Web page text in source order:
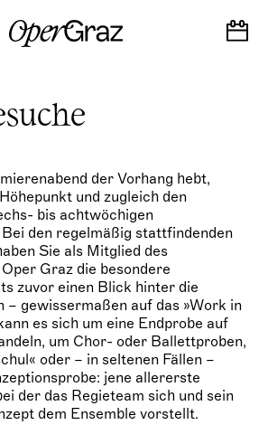
k
i
c
e
n
t
der Vorhang hebt,
und zugleich den
bis achtwöchigen
den regelmäßig stattfindenden
Sie als Mitglied des
Graz die besondere
zuvor einen Blick hinter die
– gewissermaßen auf das »Work in
es sich um eine Endprobe auf
um Chor- oder Ballettproben,
oder – in seltenen Fällen –
jene allererste
der das Regieteam sich und sein
dem Ensemble vorstellt.